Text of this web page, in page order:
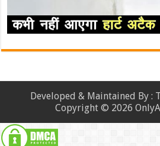
Developed & Maintained By :
Copyright © 2026